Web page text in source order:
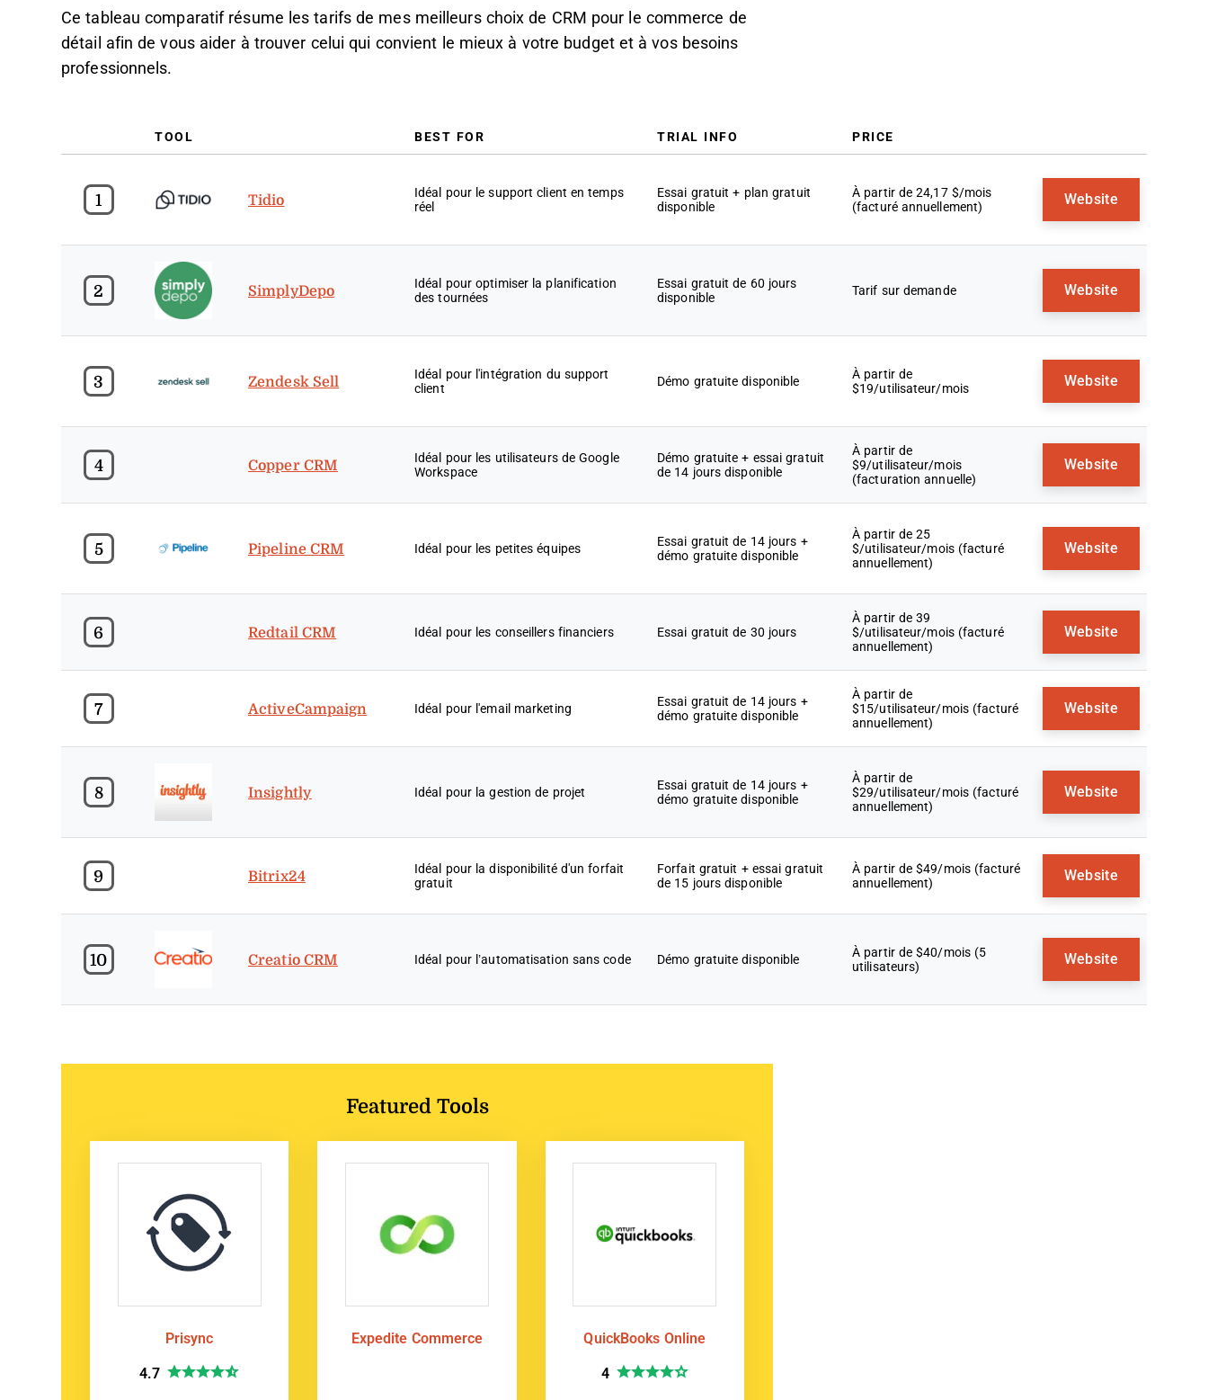
Ce tableau comparatif résume les tarifs de mes meilleurs choix de CRM pour le commerce de
détail afin de vous aider à trouver celui qui convient le mieux à votre budget et à vos besoins
professionnels.
TOOL BEST FOR TRIAL INFO PRICE
1 Tidio
Idéal pour le support client en temps
réel
Essai gratuit + plan gratuit
disponible
À partir de 24,17 $/mois
(facturé annuellement)
Website
2 SimplyDepo
Idéal pour optimiser la planification
des tournées
Essai gratuit de 60 jours
disponible
Tarif sur demande Website
3 Zendesk Sell
Idéal pour l'intégration du support
client
Démo gratuite disponible
À partir de
$19/utilisateur/mois
Website
4 Copper CRM
Idéal pour les utilisateurs de Google
Workspace
Démo gratuite + essai gratuit
de 14 jours disponible
À partir de
$9/utilisateur/mois
(facturation annuelle)
Website
5 Pipeline CRM Idéal pour les petites équipes
Essai gratuit de 14 jours +
démo gratuite disponible
À partir de 25
$/utilisateur/mois (facturé
annuellement)
Website
6 Redtail CRM Idéal pour les conseillers financiers Essai gratuit de 30 jours
À partir de 39
$/utilisateur/mois (facturé
annuellement)
Website
7 ActiveCampaign Idéal pour l'email marketing
Essai gratuit de 14 jours +
démo gratuite disponible
À partir de
$15/utilisateur/mois (facturé
annuellement)
Website
8 Insightly Idéal pour la gestion de projet
Essai gratuit de 14 jours +
démo gratuite disponible
À partir de
$29/utilisateur/mois (facturé
annuellement)
Website
9 Bitrix24
Idéal pour la disponibilité d'un forfait
gratuit
Forfait gratuit + essai gratuit
de 15 jours disponible
À partir de $49/mois (facturé
annuellement)
Website
10 Creatio CRM Idéal pour l’automatisation sans code Démo gratuite disponible
À partir de $40/mois (5
utilisateurs)
Website
Featured Tools
Prisync
4.7
Expedite Commerce QuickBooks Online
4